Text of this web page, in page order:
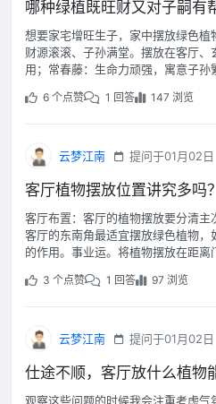
哪种绿植既旺财又对子嗣有
想要家宅增旺生子，家中摆放绿色
财源滚滚、子孙满堂。摆放在客厅
用；常春藤：生命力顽强，寓意子孙
6 个点赞 1 回答 147 浏览
云梦江南 提问于01月02日
客厅植物摆放位置讲究多吗
客厅布置：客厅的植物摆放要分清
客厅的东南角最适宜摆放绿色植物
的作用。事业运。将植物摆放在距离
3 个点赞 1 回答 97 浏览
云梦江南 提问于01月02日
仕途不顺，客厅放什么植物
观察这些问题的时候我会注重考虑